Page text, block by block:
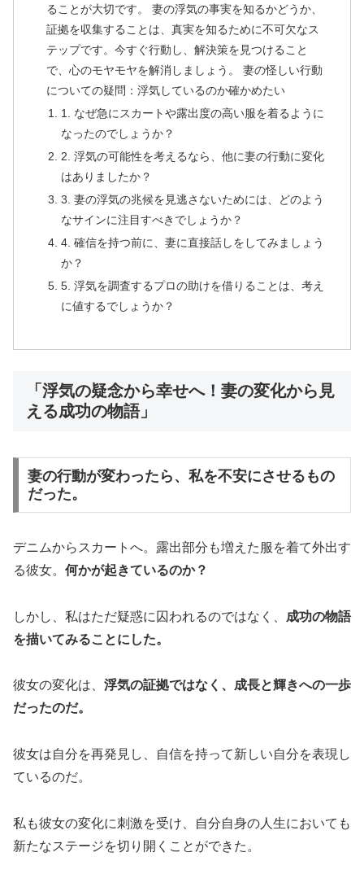
ることが大切です。 妻の浮気の事実を知るかどうか、
証拠を収集することは、真実を知るために不可欠なス
テップです。今すぐ行動し、解決策を見つけること
で、心のモヤモヤを解消しましょう。 妻の怪しい行動
についての疑問：浮気しているのか確かめたい
1. なぜ急にスカートや露出度の高い服を着るように
なったのでしょうか？
2. 浮気の可能性を考えるなら、他に妻の行動に変化
はありましたか？
3. 妻の浮気の兆候を見逃さないためには、どのよう
なサインに注目すべきでしょうか？
4. 確信を持つ前に、妻に直接話しをしてみましょう
か？
5. 浮気を調査するプロの助けを借りることは、考え
に値するでしょうか？
「浮気の疑念から幸せへ！妻の変化から見
える成功の物語」
妻の行動が変わったら、私を不安にさせるもの
だった。
デニムからスカートへ。露出部分も増えた服を着て外出す
る彼女。 何かが起きているのか？
しかし、私はただ疑惑に囚われるのではなく、 成功の物語
を描いてみることにした。
彼女の変化は、 浮気の証拠ではなく、成長と輝きへの一歩
だったのだ。
彼女は自分を再発見し、自信を持って新しい自分を表現し
ているのだ。
私も彼女の変化に刺激を受け、自分自身の人生においても
新たなステージを切り開くことができた。